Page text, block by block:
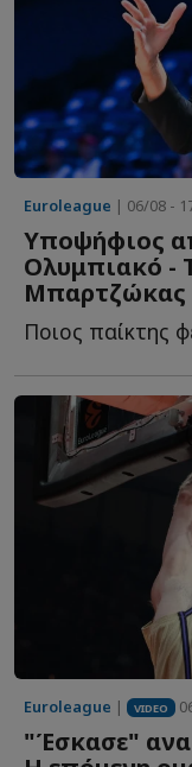
Euroleague | 06/08 -
Υποψήφιος
Ολυμπιακό -
Μπαρτζώκας
Ποιος παίκτης
Euroleague | VIDEO
"Έσκασε"